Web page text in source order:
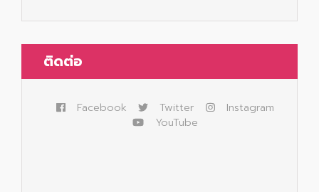
ติดต่อ
Facebook Twitter
Instagram
YouTube